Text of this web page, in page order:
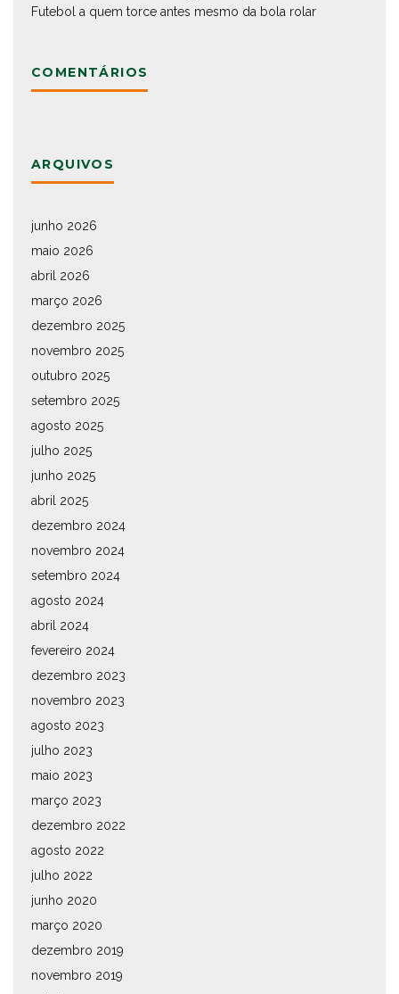
Futebol a quem torce antes mesmo da bola rolar
COMENTÁRIOS
ARQUIVOS
junho 2026
maio 2026
abril 2026
março 2026
dezembro 2025
novembro 2025
outubro 2025
setembro 2025
agosto 2025
julho 2025
junho 2025
abril 2025
dezembro 2024
novembro 2024
setembro 2024
agosto 2024
abril 2024
fevereiro 2024
dezembro 2023
novembro 2023
agosto 2023
julho 2023
maio 2023
março 2023
dezembro 2022
agosto 2022
julho 2022
junho 2020
março 2020
dezembro 2019
novembro 2019